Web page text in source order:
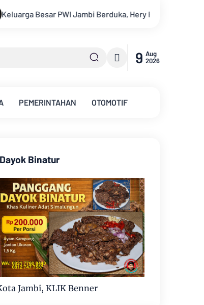
Rawas Mantan Sekretaris PWI Jambi Tutup Usia
9 Aug
2026
PEMERINTAHAN OTOMOTIF
Dayok Binatur
Jambi, KLIK Benner